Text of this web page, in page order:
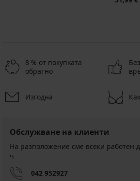
8 % от покупката
обратно
Изгодна
Обслужване на клиенти
На разположение сме всеки работен
ч
042 952927